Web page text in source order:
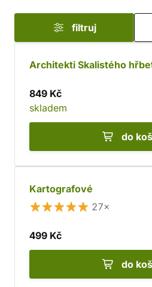
filtruj
Architekti Skalistého
849 Kč
skladem
do
Kartografové
27×
499 Kč
do